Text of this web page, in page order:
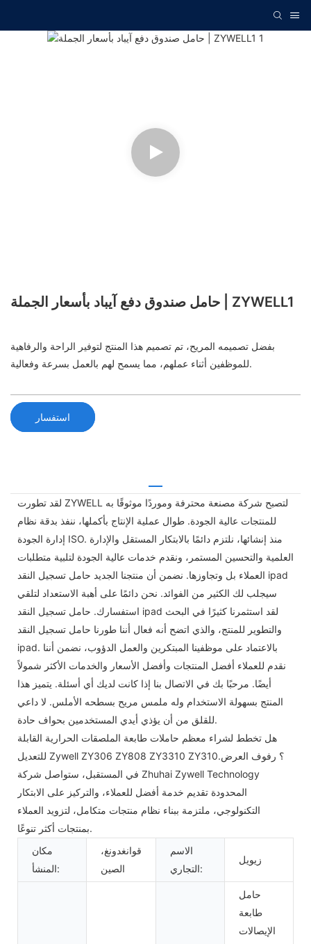
حامل صندوق دفع آيباد بأسعار الجملة | ZYWELL1
بفضل تصميمه المريح، تم تصميم هذا المنتج لتوفير الراحة والرفاهية
للموظفين أثناء عملهم، مما يسمح لهم بالعمل بسرعة وفعالية.
استفسار
لقد تطورت ZYWELL لتصبح شركة مصنعة محترفة وموردًا موثوقًا به
للمنتجات عالية الجودة. طوال عملية الإنتاج بأكملها، ننفذ بدقة نظام
إدارة الجودة ISO. منذ إنشائها، نلتزم دائمًا بالابتكار المستقل والإدارة
العلمية والتحسين المستمر، ونقدم خدمات عالية الجودة لتلبية متطلبات
العملاء بل وتجاوزها. نضمن أن منتجنا الجديد حامل تسجيل النقد ipad
سيجلب لك الكثير من الفوائد. نحن دائمًا على أهبة الاستعداد لتلقي
استفسارك. حامل تسجيل النقد ipad لقد استثمرنا كثيرًا في البحث
والتطوير للمنتج، والذي اتضح أنه فعال أننا طورنا حامل تسجيل النقد
ipad. بالاعتماد على موظفينا المبتكرين والعمل الدؤوب، نضمن أننا
نقدم للعملاء أفضل المنتجات وأفضل الأسعار والخدمات الأكثر شمولاً
أيضًا. مرحبًا بك في الاتصال بنا إذا كانت لديك أي أسئلة. يتميز هذا
المنتج بسهولة الاستخدام وله ملمس مريح بسطحه الأملس. لا داعي
للقلق من أن يؤذي أيدي المستخدمين بحواف حادة.
هل تخطط لشراء معظم حاملات طابعة الملصقات الحرارية القابلة
للتعديل Zywell ZY306 ZY808 ZY3310 ZY310؟ رفوف العرض.
في المستقبل، ستواصل شركة Zhuhai Zywell Technology
المحدودة تقديم خدمة أفضل للعملاء، والتركيز على الابتكار
التكنولوجي، ملتزمة ببناء نظام منتجات متكامل، لتزويد العملاء
بمنتجات أكثر تنوعًا.
مكان
المنشأ:
قوانغدونغ،
الصين
الاسم
التجاري:
زيويل
حامل
طابعة
الإيصالات